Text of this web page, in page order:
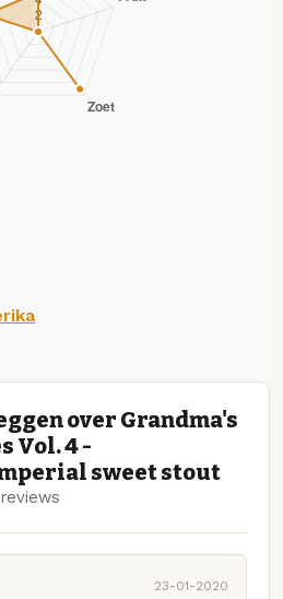
over Grandma's
Vol. 4 -
sweet stout
23-01-2020